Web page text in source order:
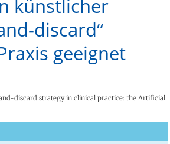
künstlicher
discard“
geeignet
discard strategy in clinical practice: the Artificial